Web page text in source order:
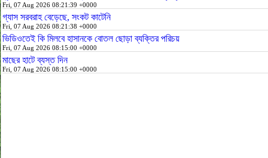
Fri, 07 Aug 2026 08:21:39 +0000
গ্যাস সরবরাহ বেড়েছে, সংকট কাটেনি
Fri, 07 Aug 2026 08:21:38 +0000
ভিডিওতেই কি মিলবে হাসানকে বোতল ছোড়া ব্যক্তির পরিচয়
Fri, 07 Aug 2026 08:15:00 +0000
মাছের হাটে ব্যস্ত দিন
Fri, 07 Aug 2026 08:15:00 +0000